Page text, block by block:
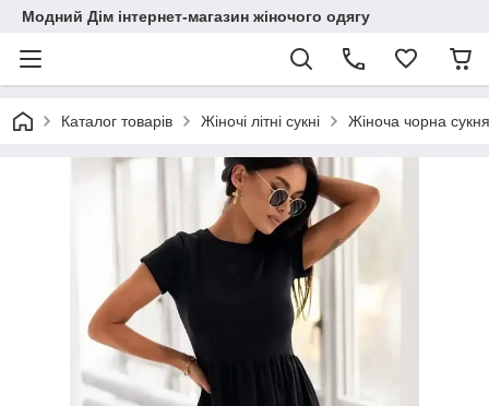
Модний Дім інтернет-магазин жіночого одягу
Каталог товарів Жіночі літні сукні Жіноча чорна